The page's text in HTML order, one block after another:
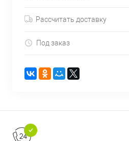
Рассчитать доставку
Под заказ